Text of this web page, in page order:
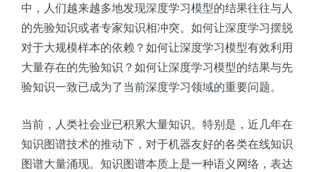
中，人们越来越多地发现深度学习模型的结果往往与人
的先验知识或者专家知识相冲突。如何让深度学习摆脱
对于大规模样本的依赖？如何让深度学习模型有效利用
大量存在的先验知识？如何让深度学习模型的结果与先
验知识一致已成为了当前深度学习领域的重要问题。
当前，人类社会业已积累大量知识。特别是，近几年在
知识图谱技术的推动下，对于机器友好的各类在线知识
图谱大量涌现。知识图谱本质上是一种语义网络，表达